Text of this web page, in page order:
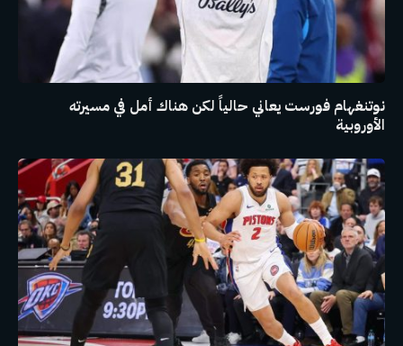
نوتنغهام فورست يعاني حالياً لكن هناك أمل في مسيرته
الأوروبية